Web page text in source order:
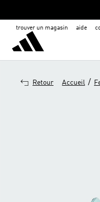
trouver un magasin aide
Retour Accueil /